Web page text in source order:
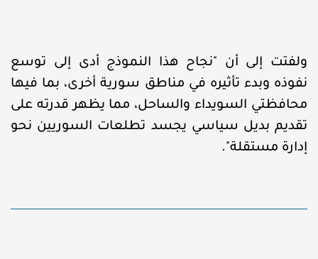
ولفتت إلى أن "نجاح هذا النموذج أدى إلى توسع
نفوذه وبدء تأثيره في مناطق سورية أخرى، بما فيها
محافظتي السويداء والساحل، مما يظهر قدرته على
تقديم بديل سياسي يجسد تطلعات السوريين نحو
إدارة مستقلة".